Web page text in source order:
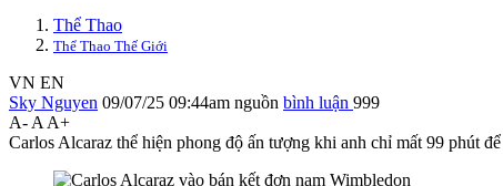
Thể Thao
Thể Thao Thế Giới
VN EN
Sky Nguyen 09/07/25 09:44am nguồn bình luận 999
A- A A+
Carlos Alcaraz thể hiện phong độ ấn tượng khi anh chỉ mất 99 phút